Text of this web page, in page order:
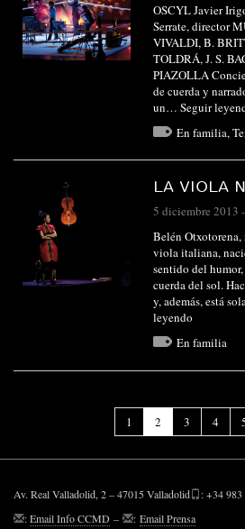
OSCYL Javier
Serrate, director
VIVALDI, B.
TOLDRÁ, J. S.
PIAZOLLA
de cuerda y
un… Seguir
En familia,
LA VIOLA
5 diciembre 2013 -
Belén
viola italiana,
sentido del
cuerda del sol.
y, además, está
leyendo
En familia
1 2 (Página
actual)
3 4
Av. Real Valladolid, 2 – 47015 Valladolid
: +34
:Email Info CCMD – : Email Prensa